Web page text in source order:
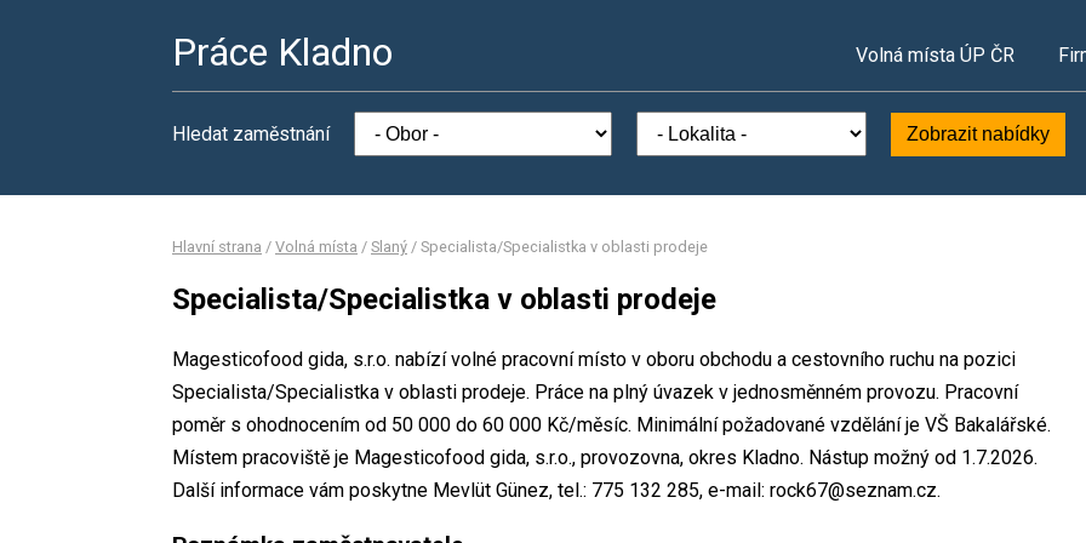
Práce Kladno Volná místa ÚP ČR
Hledat zaměstnání Zobrazit nabídky
Hlavní strana / Volná místa / Slaný / Specialista/Specialistka v oblasti prodeje
Specialista/Specialistka v oblasti prodeje
Magesticofood gida, s.r.o. nabízí volné pracovní místo v oboru obchodu a cestovního ruchu na pozici
Specialista/Specialistka v oblasti prodeje. Práce na plný úvazek v jednosměnném provozu. Pracovní
poměr s ohodnocením od 50 000 do 60 000 Kč/měsíc. Minimální požadované vzdělání je VŠ Bakalářské.
Místem pracoviště je Magesticofood gida, s.r.o., provozovna, okres Kladno. Nástup možný od 1.7.2026.
Další informace vám poskytne Mevlüt Günez, tel.: 775 132 285, e-mail: rock67@seznam.cz.